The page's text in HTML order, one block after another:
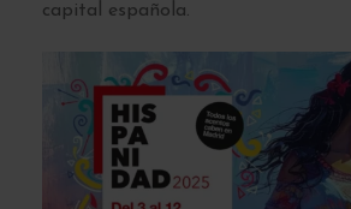
capital española.